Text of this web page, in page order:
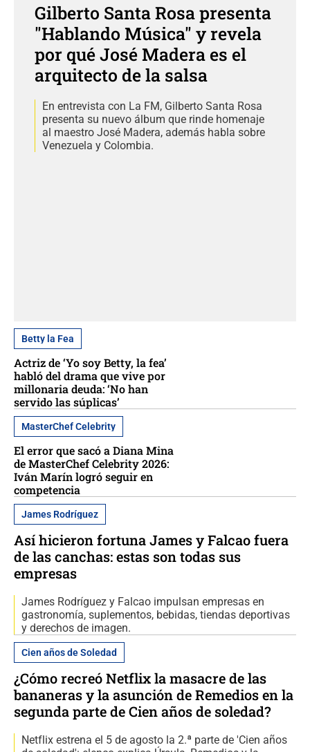
Gilberto Santa Rosa presenta
"Hablando Música" y revela
por qué José Madera es el
arquitecto de la salsa
En entrevista con La FM, Gilberto Santa Rosa
presenta su nuevo álbum que rinde homenaje
al maestro José Madera, además habla sobre
Venezuela y Colombia.
Betty la Fea
Actriz de ‘Yo soy Betty, la fea’
habló del drama que vive por
millonaria deuda: ‘No han
servido las súplicas’
MasterChef Celebrity
El error que sacó a Diana Mina
de MasterChef Celebrity 2026:
Iván Marín logró seguir en
competencia
James Rodríguez
Así hicieron fortuna James y Falcao fuera
de las canchas: estas son todas sus
empresas
James Rodríguez y Falcao impulsan empresas en
gastronomía, suplementos, bebidas, tiendas deportivas
y derechos de imagen.
Cien años de Soledad
¿Cómo recreó Netflix la masacre de las
bananeras y la asunción de Remedios en la
segunda parte de Cien años de soledad?
Netflix estrena el 5 de agosto la 2.ª parte de 'Cien años